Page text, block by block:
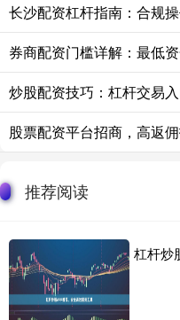
长沙配资杠杆指南：合规
券商配资门槛详解：最低
炒股配资技巧：杠杆交易
股票配资平台招商，高返
推荐阅读
杠杆炒